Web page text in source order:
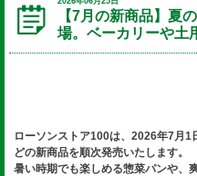
【7月の新商品】夏
場。ベーカリーや土
ローソンストア100は、2026年7月
どの新商品を順次発売いたします。
暑い時期でも楽しめる惣菜パンや、